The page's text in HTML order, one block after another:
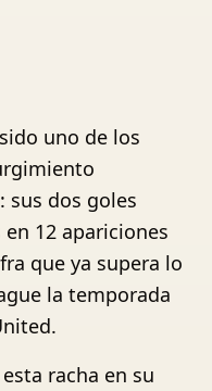
uno de los
sus dos goles
12 apariciones
que ya supera lo
la temporada
racha en su